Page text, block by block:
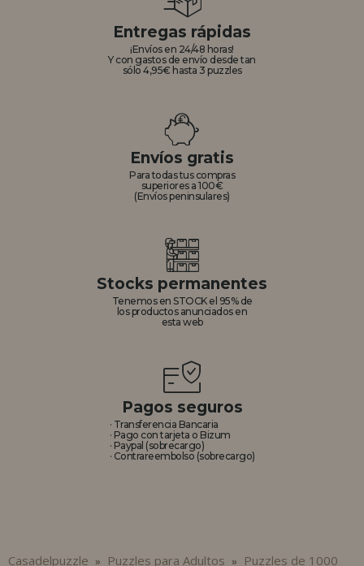
Entregas rápidas
¡Envíos en 24/48 horas!
Y con gastos de envío desde tan
sólo 4,95€ hasta 3 puzzles
Envíos gratis
Para todas tus compras
superiores a 100€
(Envíos peninsulares)
Stocks permanentes
Tenemos en STOCK el 95% de
los productos anunciados en
esta web
Pagos seguros
· Transferencia Bancaria
· Pago con tarjeta o Bizum
· Paypal (sobrecargo)
· Contrareembolso (sobrecargo)
Casadelpuzzle » Puzzles para Adultos »
Puzzles de 1000